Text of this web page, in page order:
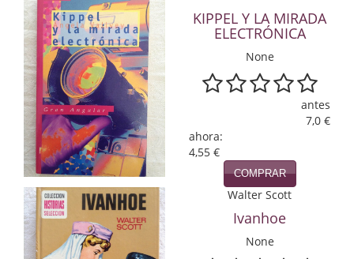
Ensayo
Ensayo literario
Filosofía
Física y Química
Física y química
Guerra Civil Española
Historia
KIPPEL Y LA MIRADA
ELECTRÓNICA
None
antes
7,0 €
ahora:
4,55 €
COMPRAR
Walter Scott
Ivanhoe
None